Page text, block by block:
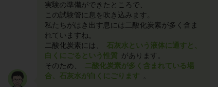
実験の準備ができたところで、
この試験管に息を吹き込みます。
私たちがはき出す息には二酸化炭素が多く含ま
れていますね。
二酸化炭素には、
石灰水という液体に通すと、
白くにごるという性質 があります。
そのため、
二酸化炭素が多く含まれている場
合、石灰水が白くにごります